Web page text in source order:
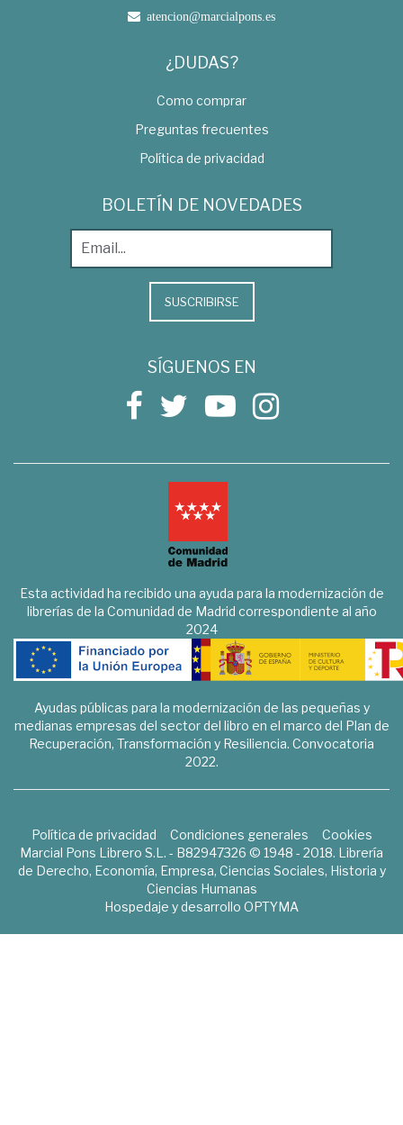
atencion@marcialpons.es
¿DUDAS?
Como comprar
Preguntas frecuentes
Política de privacidad
BOLETÍN DE NOVEDADES
SUSCRIBIRSE
SÍGUENOS EN
Esta actividad ha recibido una ayuda para la modernización de
librerías de la Comunidad de Madrid correspondiente al año
2024
Ayudas públicas para la modernización de las pequeñas y
medianas empresas del sector del libro en el marco del Plan de
Recuperación, Transformación y Resiliencia. Convocatoria
2022.
Política de privacidad Condiciones generales
Cookies
Marcial Pons Librero S.L. - B82947326 © 1948 - 2018. Librería
de Derecho, Economía, Empresa, Ciencias Sociales, Historia y
Ciencias Humanas
Hospedaje y desarrollo OPTYMA